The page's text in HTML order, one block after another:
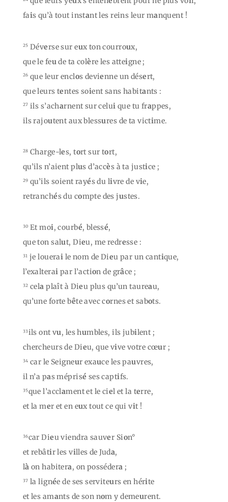
fais qu’à tout instant les reins leur manquent !
25 Déverse sur eux ton courroux,
que le feu de ta colère les atteigne ;
26 que leur enclos devienne un désert,
que leurs tentes soient sans habitants :
27 ils s’acharnent sur celui que tu frappes,
ils rajoutent aux blessures de ta victime.
28 Charge-les, tort sur tort,
qu’ils n’aient plus d’accès à ta justice ;
29 qu’ils soient rayés du livre de vie,
retranchés du compte des justes.
30 Et moi, courbé, blessé,
que ton salut, Dieu, me redresse :
31 je louerai le nom de Dieu par un cantique,
l’exalterai par l’action de grâce ;
32 cela plaît à Dieu plus qu’un taureau,
qu’une forte bête avec cornes et sabots.
33 ils ont vu, les humbles, ils jubilent ;
chercheurs de Dieu, que vive votre cœur ;
34 car le Seigneur exauce les pauvres,
il n’a pas méprisé ses captifs.
35que l’acclament et le ciel et la terre,
et la mer et en eux tout ce qui vit !
36car Dieu viendra sauver Sion°
et rebâtir les villes de Juda,
là on habitera, on possédera ;
37 la lignée de ses serviteurs en hérite
et les amants de son nom y demeurent.